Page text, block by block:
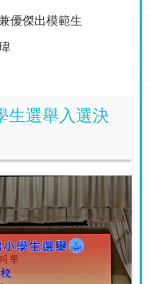
優傑出模範生
生選舉入選決